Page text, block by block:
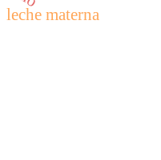
leche materna